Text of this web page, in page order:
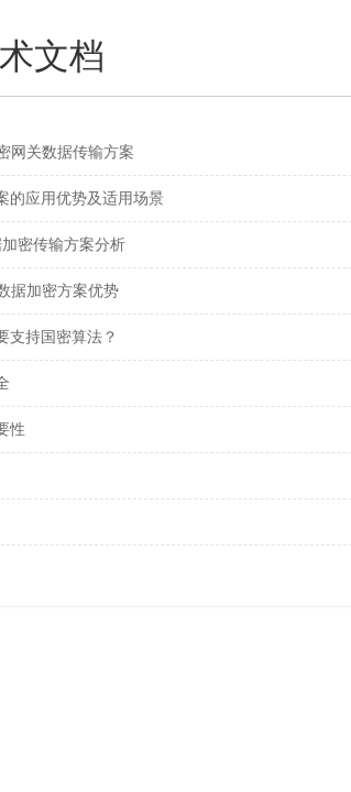
文档
网关数据传输方案
的应用优势及适用场景
密传输方案分析
据加密方案优势
支持国密算法？
性